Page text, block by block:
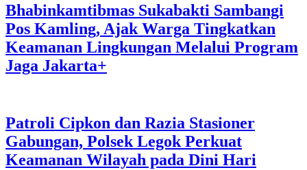
Bhabinkamtibmas Sukabakti Sambangi
Pos Kamling, Ajak Warga Tingkatkan
Keamanan Lingkungan Melalui Program
Jaga Jakarta+
Patroli Cipkon dan Razia Stasioner
Gabungan, Polsek Legok Perkuat
Keamanan Wilayah pada Dini Hari